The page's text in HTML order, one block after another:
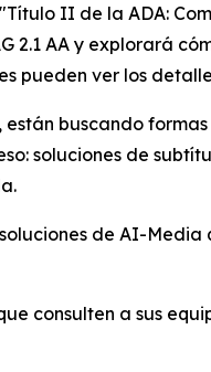
"Título II de la ADA:
2.1 AA y explorará
pueden ver los
buscando
soluciones de
de AI-
consulten a sus